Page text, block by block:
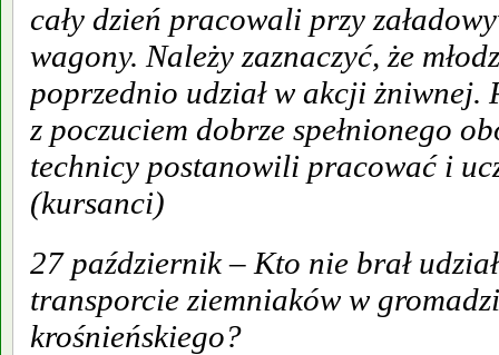
cały dzień pracowali przy
wagony. Należy zaznaczyć, że
poprzednio udział w akcji żniwnej.
z poczuciem dobrze spełnionego
technicy postanowili pracować i
(kursanci)
27 październik – Kto nie brał
transporcie ziemniaków w
krośnieńskiego?